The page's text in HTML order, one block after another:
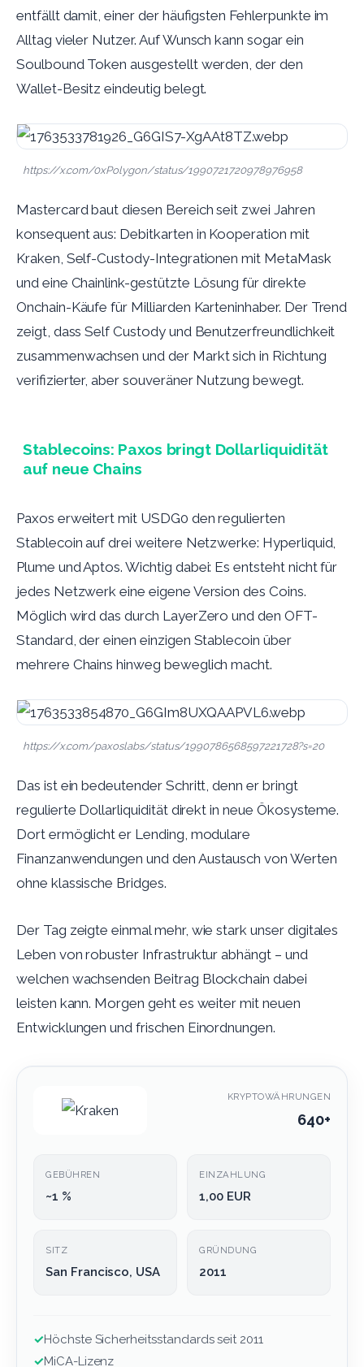
entfällt damit, einer der häufigsten Fehlerpunkte im
Alltag vieler Nutzer. Auf Wunsch kann sogar ein
Soulbound Token ausgestellt werden, der den
Wallet-Besitz eindeutig belegt.
https://x.com/0xPolygon/status/1990721720978976958
Mastercard baut diesen Bereich seit zwei Jahren
konsequent aus: Debitkarten in Kooperation mit
Kraken, Self-Custody-Integrationen mit MetaMask
und eine Chainlink-gestützte Lösung für direkte
Onchain-Käufe für Milliarden Karteninhaber. Der Trend
zeigt, dass Self Custody und Benutzerfreundlichkeit
zusammenwachsen und der Markt sich in Richtung
verifizierter, aber souveräner Nutzung bewegt.
Stablecoins: Paxos bringt Dollarliquidität
auf neue Chains
Paxos erweitert mit USDG0 den regulierten
Stablecoin auf drei weitere Netzwerke: Hyperliquid,
Plume und Aptos. Wichtig dabei: Es entsteht nicht für
jedes Netzwerk eine eigene Version des Coins.
Möglich wird das durch LayerZero und den OFT-
Standard, der einen einzigen Stablecoin über
mehrere Chains hinweg beweglich macht.
https://x.com/paxoslabs/status/1990786568597221728?s=20
Das ist ein bedeutender Schritt, denn er bringt
regulierte Dollarliquidität direkt in neue Ökosysteme.
Dort ermöglicht er Lending, modulare
Finanzanwendungen und den Austausch von Werten
ohne klassische Bridges.
Der Tag zeigte einmal mehr, wie stark unser digitales
Leben von robuster Infrastruktur abhängt – und
welchen wachsenden Beitrag Blockchain dabei
leisten kann. Morgen geht es weiter mit neuen
Entwicklungen und frischen Einordnungen.
KRYPTOWÄHRUNGEN
640+
GEBÜHREN
~1 %
EINZAHLUNG
1,00 EUR
SITZ
San Francisco, USA
GRÜNDUNG
2011
✓Höchste Sicherheitsstandards seit 2011
✓MiCA-Lizenz